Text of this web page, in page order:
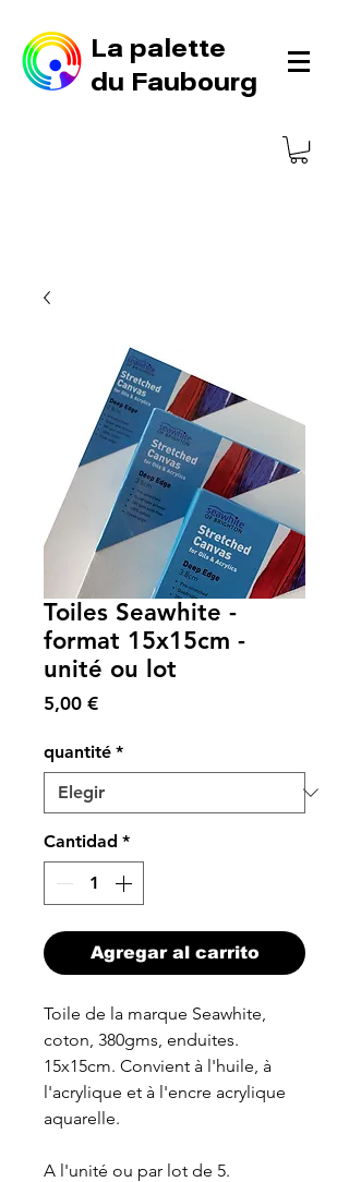
La palette
du Faubourg
Toiles Seawhite -
format 15x15cm -
unité ou lot
5,00 €Precio
quantité *
Cantidad *
Agregar al carrito
Toile de la marque Seawhite,
coton, 380gms, enduites.
15x15cm. Convient à l'huile, à
l'acrylique et à l'encre acrylique
aquarelle.
A l'unité ou par lot de 5.